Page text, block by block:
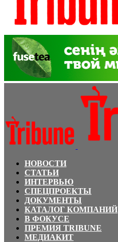
НОВОСТИ
СТАТЬИ
ИНТЕРВЬЮ
СПЕЦПРОЕКТЫ
ДОКУМЕНТЫ
КАТАЛОГ КОМПАНИЙ
В ФОКУСЕ
ПРЕМИЯ TRIBUNE
МЕДИАКИТ